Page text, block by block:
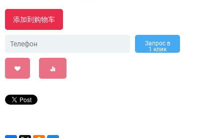
添加到购物车
Запрос в
1 клик